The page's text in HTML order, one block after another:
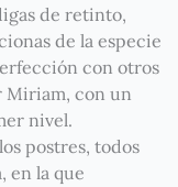
de retinto,
de la especie
con otros
Miriam, con un
nivel.
postres, todos
en la que